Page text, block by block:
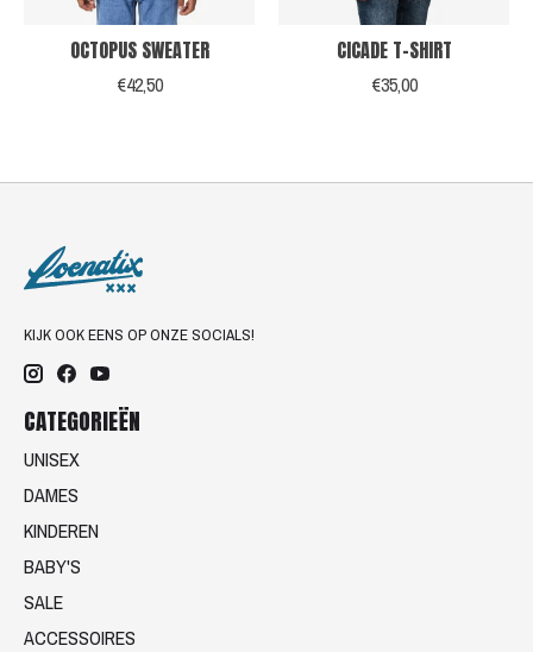
OCTOPUS SWEATER
€42,50
CICADE T-SHIRT
€35,00
KIJK OOK EENS OP ONZE SOCIALS!
CATEGORIEËN
UNISEX
DAMES
KINDEREN
BABY'S
SALE
ACCESSOIRES